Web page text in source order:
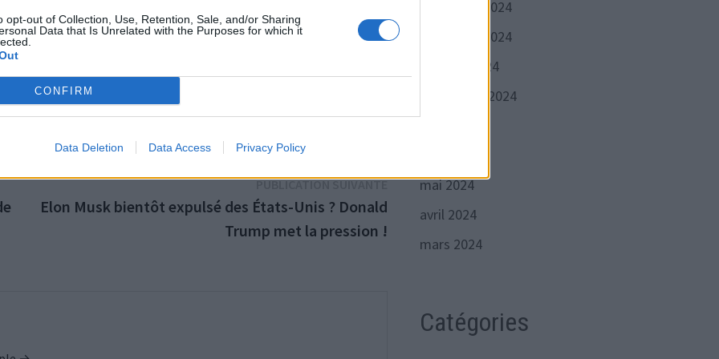
opt-out of Collection, Use, Retention, Sale, and/or Sharing
Data that Is Unrelated with the Purposes for which it
CONFIRM
Data Deletion Data Access Privacy Policy
PUBLICATION SUIVANTEPublication
suivante :
Elon Musk bientôt expulsé des États-Unis ? Donald
Trump met la pression !
décembre 2024
novembre 2024
octobre 2024
septembre 2024
mai 2024
avril 2024
mars 2024
Catégories